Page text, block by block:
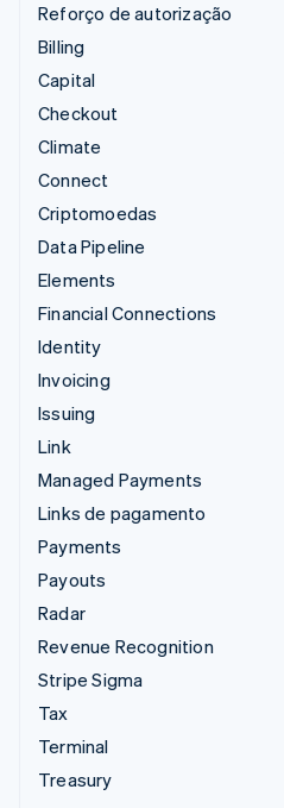
Reforço de autorização
Billing
Capital
Checkout
Climate
Connect
Criptomoedas
Data Pipeline
Elements
Financial Connections
Identity
Invoicing
Issuing
Link
Managed Payments
Links de pagamento
Payments
Payouts
Radar
Revenue Recognition
Stripe Sigma
Tax
Terminal
Treasury